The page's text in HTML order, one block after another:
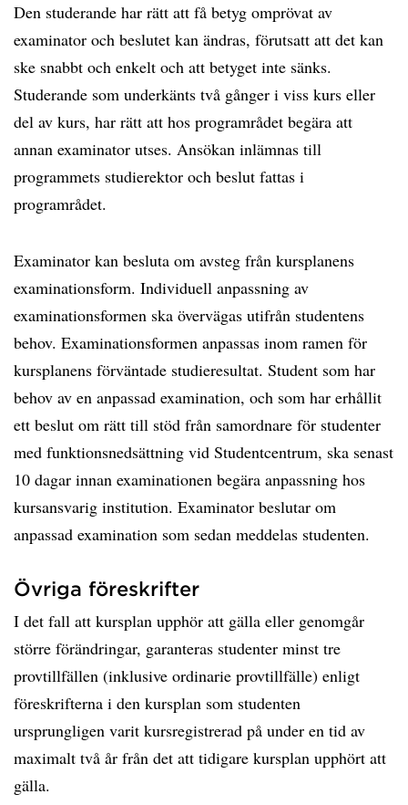
Den studerande har rätt att få betyg omprövat av
examinator och beslutet kan ändras, förutsatt att det kan
ske snabbt och enkelt och att betyget inte sänks.
Studerande som underkänts två gånger i viss kurs eller
del av kurs, har rätt att hos programrådet begära att
annan examinator utses. Ansökan inlämnas till
programmets studierektor och beslut fattas i
programrådet.
Examinator kan besluta om avsteg från kursplanens
examinationsform. Individuell anpassning av
examinationsformen ska övervägas utifrån studentens
behov. Examinationsformen anpassas inom ramen för
kursplanens förväntade studieresultat. Student som har
behov av en anpassad examination, och som har erhållit
ett beslut om rätt till stöd från samordnare för studenter
med funktionsnedsättning vid Studentcentrum, ska senast
10 dagar innan examinationen begära anpassning hos
kursansvarig institution. Examinator beslutar om
anpassad examination som sedan meddelas studenten.
Övriga föreskrifter
I det fall att kursplan upphör att gälla eller genomgår
större förändringar, garanteras studenter minst tre
provtillfällen (inklusive ordinarie provtillfälle) enligt
föreskrifterna i den kursplan som studenten
ursprungligen varit kursregistrerad på under en tid av
maximalt två år från det att tidigare kursplan upphört att
gälla.